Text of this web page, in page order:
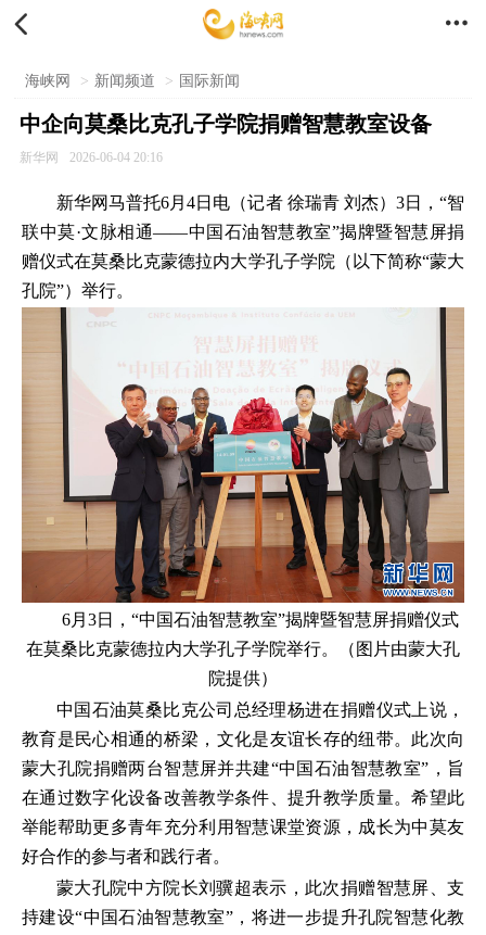
 
海峡网 > 新闻频道 > 国际新闻
中企向莫桑比克孔子学院捐赠智慧教室设备
新华网 2026-06-04 20:16
新华网马普托6月4日电（记者 徐瑞青 刘杰）3日，“智
联中莫·文脉相通——中国石油智慧教室”揭牌暨智慧屏捐
赠仪式在莫桑比克蒙德拉内大学孔子学院（以下简称“蒙大
孔院”）举行。
6月3日，“中国石油智慧教室”揭牌暨智慧屏捐赠仪式
在莫桑比克蒙德拉内大学孔子学院举行。（图片由蒙大孔
院提供）
中国石油莫桑比克公司总经理杨进在捐赠仪式上说，
教育是民心相通的桥梁，文化是友谊长存的纽带。此次向
蒙大孔院捐赠两台智慧屏并共建“中国石油智慧教室”，旨
在通过数字化设备改善教学条件、提升教学质量。希望此
举能帮助更多青年充分利用智慧课堂资源，成长为中莫友
好合作的参与者和践行者。
蒙大孔院中方院长刘骥超表示，此次捐赠智慧屏、支
持建设“中国石油智慧教室”，将进一步提升孔院智慧化教